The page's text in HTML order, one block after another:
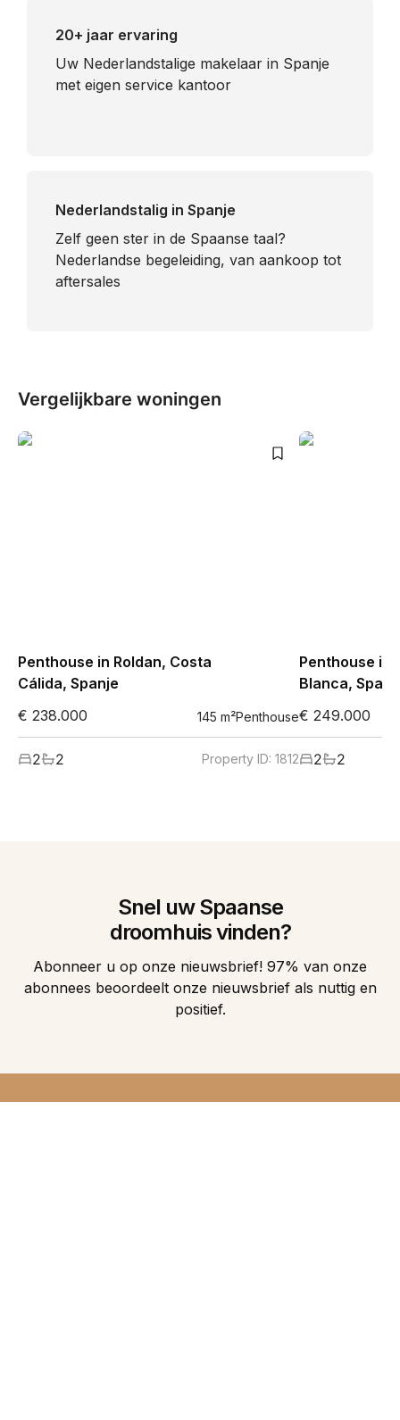
20+ jaar ervaring
Uw Nederlandstalige makelaar in Spanje
met eigen service kantoor
Nederlandstalig in Spanje
​Zelf geen ster in de Spaanse taal?
Nederlandse begeleiding, van aankoop tot
aftersales
Vergelijkbare woningen
Penthouse in Roldan, Costa
Cálida, Spanje
€ 238.000
145 m²Penthouse
2 2 Property ID: 1812
Penthouse in
Blanca,
€ 249.000
2 2
Snel uw Spaanse
droomhuis vinden?
Abonneer u op onze nieuwsbrief! 97% van onze
abonnees beoordeelt onze nieuwsbrief als nuttig en
positief.